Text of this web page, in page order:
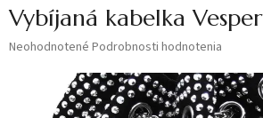
Vybíjaná kabelka Vesper
Priemerné
Neohodnotené Podrobnosti hodnotenia